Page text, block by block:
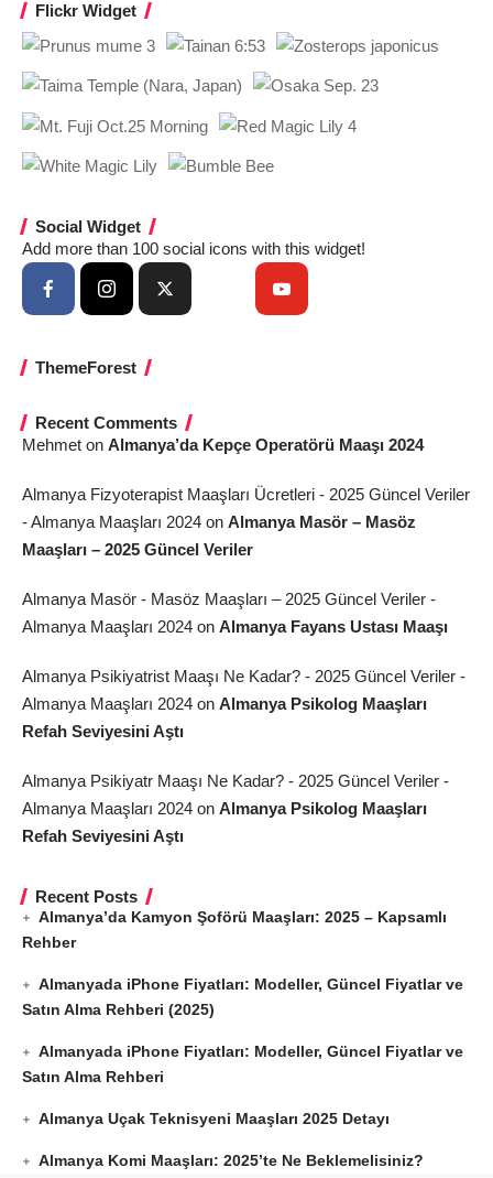
Flickr Widget
Social Widget
Add more than 100 social icons with this widget!
ThemeForest
Recent Comments
Mehmet on Almanya’da Kepçe Operatörü Maaşı 2024
Almanya Fizyoterapist Maaşları Ücretleri - 2025 Güncel Veriler
- Almanya Maaşları 2024 on Almanya Masör – Masöz
Maaşları – 2025 Güncel Veriler
Almanya Masör - Masöz Maaşları – 2025 Güncel Veriler -
Almanya Maaşları 2024 on Almanya Fayans Ustası Maaşı
Almanya Psikiyatrist Maaşı Ne Kadar? - 2025 Güncel Veriler -
Almanya Maaşları 2024 on Almanya Psikolog Maaşları
Refah Seviyesini Aştı
Almanya Psikiyatr Maaşı Ne Kadar? - 2025 Güncel Veriler -
Almanya Maaşları 2024 on Almanya Psikolog Maaşları
Refah Seviyesini Aştı
Recent Posts
Almanya’da Kamyon Şoförü Maaşları: 2025 – Kapsamlı
Rehber
Almanyada iPhone Fiyatları: Modeller, Güncel Fiyatlar ve
Satın Alma Rehberi (2025)
Almanyada iPhone Fiyatları: Modeller, Güncel Fiyatlar ve
Satın Alma Rehberi
Almanya Uçak Teknisyeni Maaşları 2025 Detayı
Almanya Komi Maaşları: 2025’te Ne Beklemelisiniz?